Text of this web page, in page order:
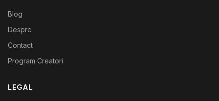
Blog
Despre
Contact
Program Creatori
LEGAL